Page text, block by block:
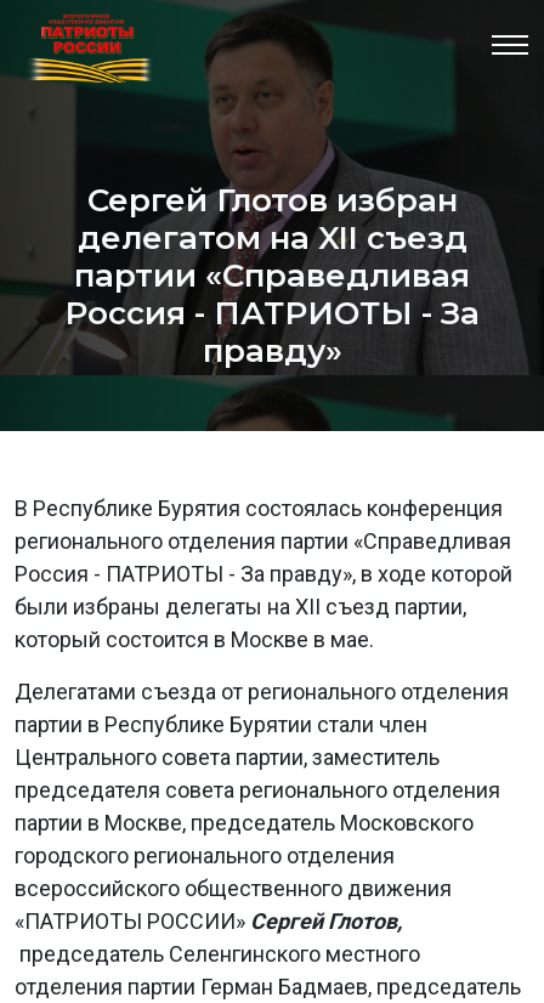
Сергей Глотов избран
делегатом на XII съезд
партии «Справедливая
Россия - ПАТРИОТЫ - За
правду»
В Республике Бурятия состоялась конференция
регионального отделения партии «Справедливая
Россия - ПАТРИОТЫ - За правду», в ходе которой
были избраны делегаты на XII съезд партии,
который состоится в Москве в мае.
Делегатами съезда от регионального отделения
партии в Республике Бурятии стали член
Центрального совета партии, заместитель
председателя совета регионального отделения
партии в Москве, председатель Московского
городского регионального отделения
всероссийского общественного движения
«ПАТРИОТЫ РОССИИ» Сергей Глотов,
председатель Селенгинского местного
отделения партии Герман Бадмаев, председатель